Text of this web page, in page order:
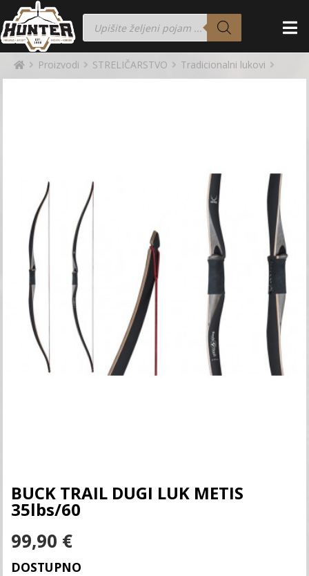
Proizvodi STRELIČARSTVO Tradicionalni lukovi
BUCK TRAIL DUGI LUK METIS
35lbs/60
99,90 €
DOSTUPNO